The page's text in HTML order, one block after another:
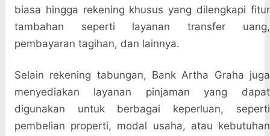
biasa hingga rekening khusus yang dilengkapi fitur
tambahan seperti layanan transfer uang,
pembayaran tagihan, dan lainnya.
Selain rekening tabungan, Bank Artha Graha juga
menyediakan layanan pinjaman yang dapat
digunakan untuk berbagai keperluan, seperti
pembelian properti, modal usaha, atau kebutuhan